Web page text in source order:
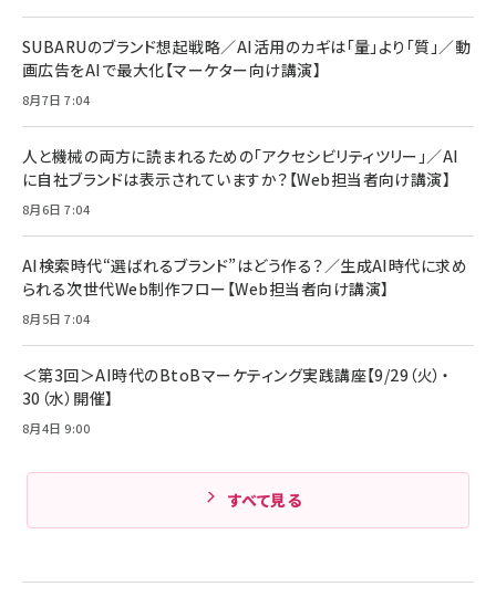
￥880
ママ投資家が育休中に１億貯めた株式投資
組織の成果を最大化する ルールのデザイン
￥1,980
Amazonランキングをもっと見る
￥6,980
全ワイヤレスイヤホン/アクティブノイズキャンセリ
技術基準適合】ブラック
￥5,990
ケーブル Anker絡まないケーブル 240W 結束バン
ド付き USB PD対応 シリコン素材採用 iPhone
17 / 16 / 15 / Galaxy iPad Pro MacBook
Pro/Air 各種対応 (1.8m ミッドナイトブラック)
￥1,890
Pro/Air 各種対応 (1.8m ミッドナイトブラック)
￥1,890
サッポロ 生ビール 黒ラベル 350ml 缶 24本 ビー
ル ケース買い【6/30応募〆切! 黒ラベルビヤセラー
￥4,857
SUBARUのブランド想起戦略／AI活用のカギは「量」より「質」／動
画広告をAIで最大化【マーケター向け講演】
8月7日 7:04
人と機械の両方に読まれるための「アクセシビリティツリー」／AI
に自社ブランドは表示されていますか？【Web担当者向け講演】
8月6日 7:04
AI検索時代“選ばれるブランド”はどう作る？／生成AI時代に求め
られる次世代Web制作フロー【Web担当者向け講演】
8月5日 7:04
＜第3回＞AI時代のBtoBマーケティング実践講座【9/29（火）・
30（水）開催】
8月4日 9:00
すべて見る